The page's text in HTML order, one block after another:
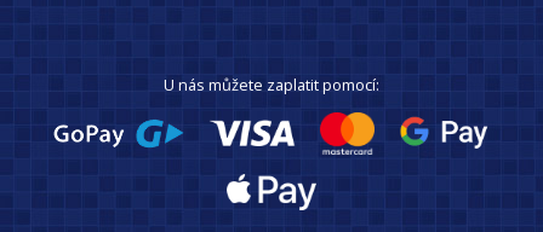
U nás můžete zaplatit pomocí: